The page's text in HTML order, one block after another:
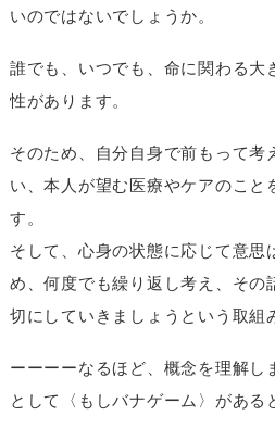
いのではないでしょうか。
誰でも、いつでも、命に関わる大
性があります。
そのため、自分自身で前もって考
い、本人が望む医療やケアのこと
す。
そして、心身の状態に応じて意思
め、何度でも繰り返し考え、その
切にしていきましょうという取組
ーーーーなるほど、概念を理解し
として〈もしバナゲーム〉がある